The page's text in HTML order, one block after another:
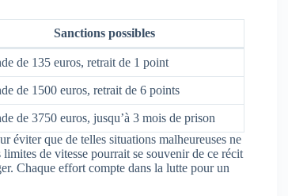
Sanctions possibles
de 135 euros, retrait de 1 point
de 1500 euros, retrait de 6 points
de 3750 euros, jusqu’à 3 mois de prison
éviter que de telles situations malheureuses ne
de vitesse pourrait se souvenir de ce récit
Chaque effort compte dans la lutte pour un